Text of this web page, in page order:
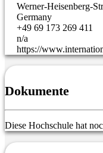
Werner-Heisenberg-
Germany
+49 69 173 269 411
n/a
https://
Dokumente
Diese Hochschule hat